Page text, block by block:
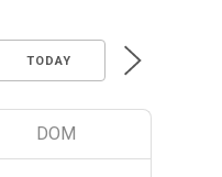
TODAY
DOM